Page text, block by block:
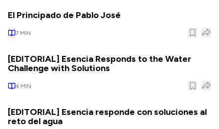
El Principado de Pablo José
7 MIN
[EDITORIAL] Esencia Responds to the Water
Challenge with Solutions
4 MIN
[EDITORIAL] Esencia responde con soluciones al
reto del agua